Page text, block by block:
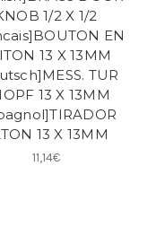
1/2 X 1/2
EN
13 X 13MM
TUR
13 X 13MM
13 X 13MM
11,14€